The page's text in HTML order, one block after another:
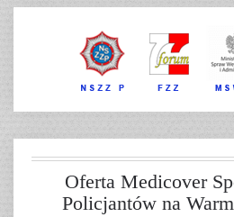
Oferta Medicover
Policjantów na